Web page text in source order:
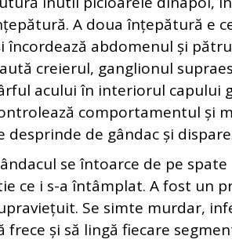
A doua înțepătură e
încordează abdomenul și
creierul, ganglionul
acului în interiorul capului
comportamentul și
desprinde de gândac și
se întoarce de pe
ce i s-a întâmplat. A fost un
Se simte murdar,
frece și să lingă fiecare